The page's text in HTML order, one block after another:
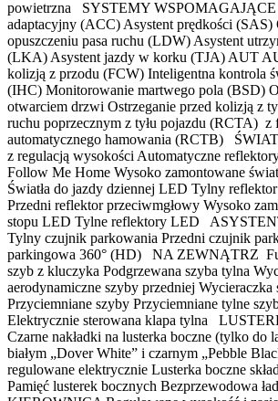
powietrzna SYSTEMY
adaptacyjny (ACC) Asystent prędkości (SAS)
opuszczeniu pasa ruchu (LDW) Asystent
(LKA) Asystent jazdy w korku (TJA) AUT
kolizją z przodu (FCW) Inteligentna kontrola
(IHC) Monitorowanie martwego pola (BSD)
otwarciem drzwi Ostrzeganie przed kolizją z
ruchu poprzecznym z tyłu pojazdu (RCTA) z
automatycznego hamowania (RCTB)
z regulacją wysokości Automatyczne
Follow Me Home Wysoko zamontowane
Światła do jazdy dziennej LED Tylny
Przedni reflektor przeciwmgłowy Wysoko
stopu LED Tylne reflektory LED
Tylny czujnik parkowania Przedni czujnik
parkingowa 360° (HD) NA ZEWNĄTRZ
szyb z kluczyka Podgrzewana szyba tylna
aerodynamiczne szyby przedniej Wycieraczka
Przyciemniane szyby Przyciemniane tylne
Elektrycznie sterowana klapa tylna
Czarne nakładki na lusterka boczne (tylko do
białym „Dover White” i czarnym „Pebble
regulowane elektrycznie Lusterka boczne
Pamięć lusterek bocznych Bezprzewodowa